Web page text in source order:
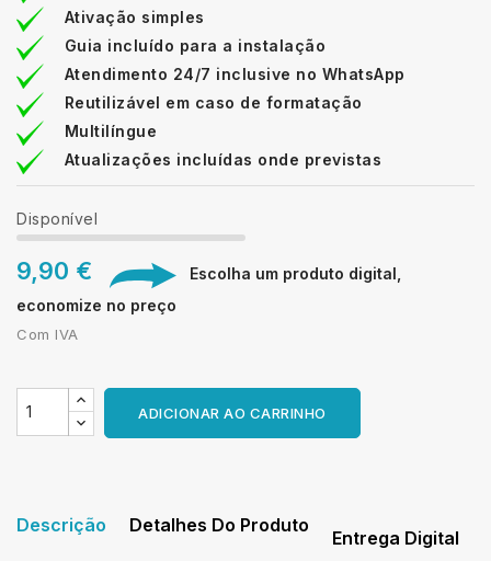
Ativação simples
Guia incluído para a instalação
Atendimento 24/7 inclusive no WhatsApp
Reutilizável em caso de formatação
Multilíngue
Atualizações incluídas onde previstas
Disponível
9,90 €
Escolha um produto digital,
economize no preço
Com IVA
ADICIONAR AO CARRINHO
Descrição Detalhes Do Produto
Entrega Digital